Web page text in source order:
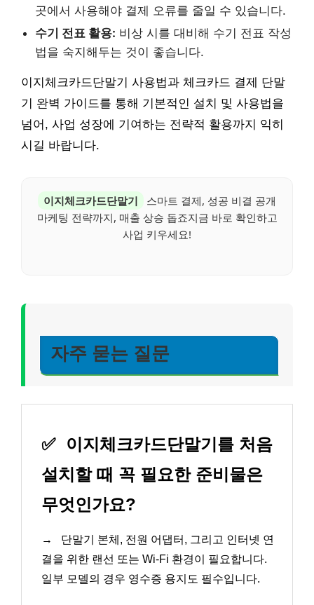
곳에서 사용해야 결제 오류를 줄일 수 있습니다.
수기 전표 활용: 비상 시를 대비해 수기 전표 작성
법을 숙지해두는 것이 좋습니다.
이지체크카드단말기 사용법과 체크카드 결제 단말
기 완벽 가이드를 통해 기본적인 설치 및 사용법을
넘어, 사업 성장에 기여하는 전략적 활용까지 익히
시길 바랍니다.
이지체크카드단말기
스마트 결제, 성공 비결 공개
마케팅 전략까지, 매출 상승 돕죠지금 바로 확인하고
사업 키우세요!
자주 묻는 질문
✅
이지체크카드단말기를 처음
설치할 때 꼭 필요한 준비물은
무엇인가요?
→
단말기 본체, 전원 어댑터, 그리고 인터넷 연
결을 위한 랜선 또는 Wi-Fi 환경이 필요합니다.
일부 모델의 경우 영수증 용지도 필수입니다.